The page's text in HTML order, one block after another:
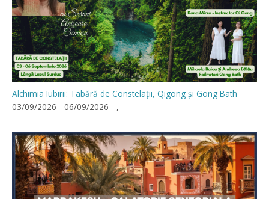
Alchimia Iubirii: Tabără de Constelații, Qigong și Gong Bath
03/09/2026 - 06/09/2026 - ,